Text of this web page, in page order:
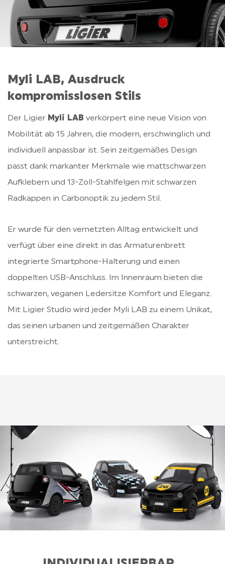
Myli LAB, Ausdruck
kompromisslosen Stils
Der Ligier Myli LAB verkörpert eine neue Vision von
Mobilität ab 15 Jahren, die modern, erschwinglich und
individuell anpassbar ist. Sein zeitgemäßes Design
passt dank markanter Merkmale wie mattschwarzen
Aufklebern und 13-Zoll-Stahlfelgen mit schwarzen
Radkappen in Carbonoptik zu jedem Stil.
Er wurde für den vernetzten Alltag entwickelt und
verfügt über eine direkt in das Armaturenbrett
integrierte Smartphone-Halterung und einen
doppelten USB-Anschluss. Im Innenraum bieten die
schwarzen, veganen Ledersitze Komfort und Eleganz.
Mit Ligier Studio wird jeder Myli LAB zu einem Unikat,
das seinen urbanen und zeitgemäßen Charakter
unterstreicht.